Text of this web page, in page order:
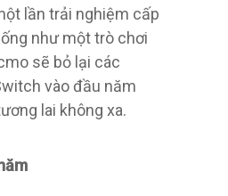
lần trải nghiệm cấp
như một trò chơi
sẽ bỏ lại các
vào đầu năm
lai không xa.